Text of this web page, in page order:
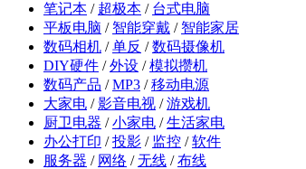
笔记本 / 超极本 / 台式电脑
平板电脑 / 智能穿戴 / 智能家居
数码相机 /单反 /数码摄像机
DIY硬件 /外设 /模拟攒机
数码产品 /MP3 /移动电源
大家电 /影音电视 /游戏机
厨卫电器 /小家电 /生活家电
办公打印 /投影 / 监控 /软件
服务器 / 网络 /无线 /布线